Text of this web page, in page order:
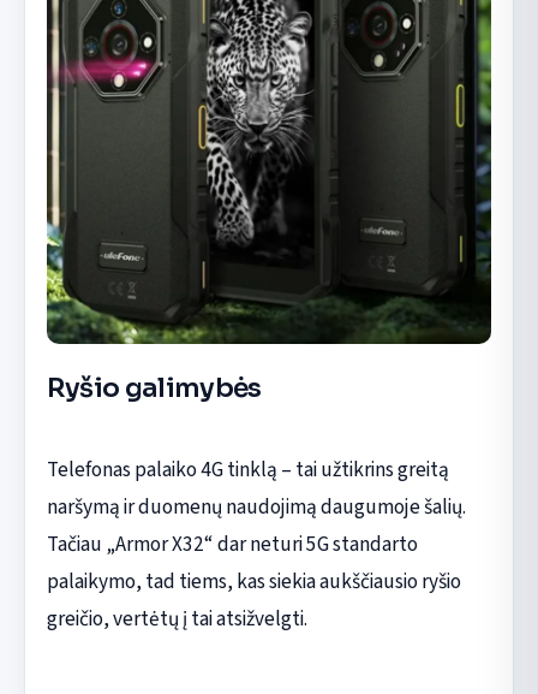
Ryšio galimybės
Telefonas palaiko 4G tinklą – tai užtikrins greitą
naršymą ir duomenų naudojimą daugumoje šalių.
Tačiau „Armor X32“ dar neturi 5G standarto
palaikymo, tad tiems, kas siekia aukščiausio ryšio
greičio, vertėtų į tai atsižvelgti.